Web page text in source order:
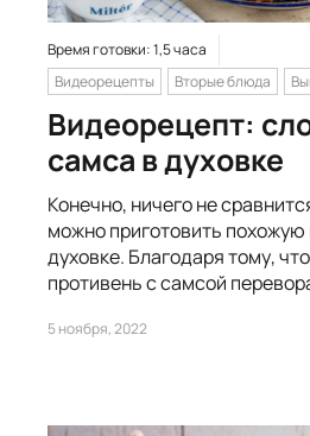
Время готовки: 1,5 часа
Видеорецепты
Вторые блюда
Видеорецепт:
самса в духовке
Конечно, ничего не
можно приготовить
духовке. Благодаря тому,
противень с самсой
5 ноября, 2022